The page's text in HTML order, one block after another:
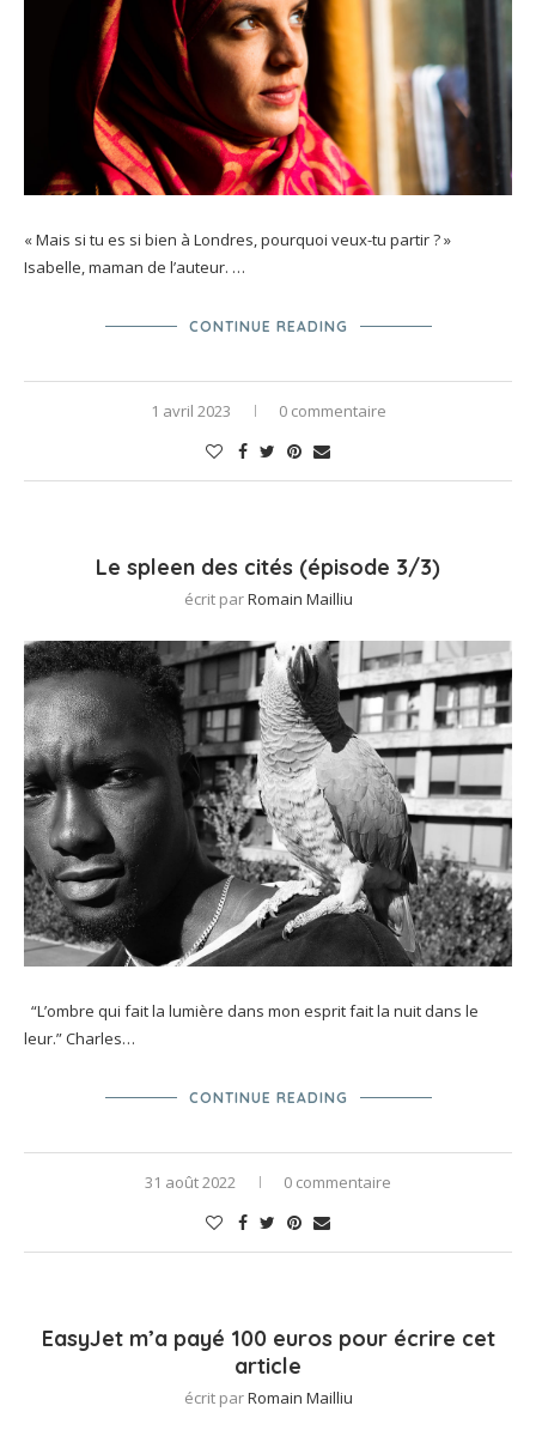
« Mais si tu es si bien à Londres, pourquoi veux-tu partir ? »
Isabelle, maman de l’auteur. …
CONTINUE READING
1 avril 2023 0 commentaire
Le spleen des cités (épisode 3/3)
écrit parRomain Mailliu
“L’ombre qui fait la lumière dans mon esprit fait la nuit dans le
leur.” Charles…
CONTINUE READING
31 août 2022 0 commentaire
EasyJet m’a payé 100 euros pour écrire cet
article
écrit parRomain Mailliu